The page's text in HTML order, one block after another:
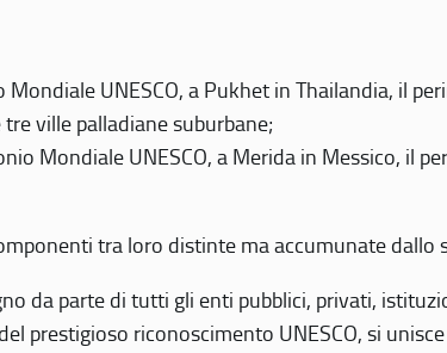
UNESCO, a Pukhet in Thailandia, il
ville palladiane suburbane;
Mondiale UNESCO, a Merida in Messico, il
tra loro distinte ma accumunate dallo
da parte di tutti gli enti pubblici, privati,
prestigioso riconoscimento UNESCO, si